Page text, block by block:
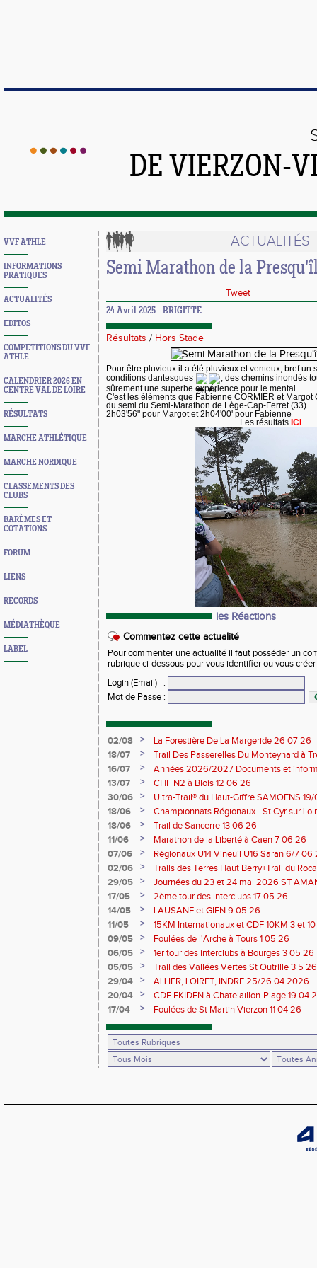
DE VIERZON-
VVF ATHLE
INFORMATIONS
PRATIQUES
ACTUALITÉS
EDITOS
COMPETITIONS DU VVF
ATHLE
CALENDRIER 2026 EN
CENTRE VAL DE LOIRE
RÉSULTATS
MARCHE ATHLÉTIQUE
MARCHE NORDIQUE
CLASSEMENTS DES
CLUBS
BARÈMES ET
COTATIONS
FORUM
LIENS
RECORDS
MÉDIATHÈQUE
LABEL
ACTUALITÉS
Semi Marathon de la
Tweet
24 Avril 2025 - BRIGITTE
Résultats / Hors Stade
Pour être pluvieux il a été pluvieux et venteux, bref un
conditions dantesques
, des chemins inondés
sûrement une superbe expérience pour le mental.
C'est les éléments que Fabienne CORMIER et Margot
du semi du Semi-Marathon de Lège-Cap-Ferret (33).
2h03'56" pour Margot et 2h04'00' pour Fabienne
Les résultats ICI
les Réactions
Commentez cette actualité
Pour commenter une actualité il faut posséder un
rubrique ci-dessous pour vous identifier ou vous
Login (Email)
:
Mot de Passe :
02/08 >
La Forestière De La Margeride 26 07 26
18/07
>
Trail Des Passerelles Du Monteynard à
16/07
>
Années 2026/2027 Documents et
13/07
>
CHF N2 à Blois 12 06 26
30/06
>
Ultra-Trail® du Haut-Giffre SAMOENS
18/06
>
Championnats Régionaux - St Cyr sur
Saran 13/14 06 26
18/06 >
Trail de Sancerre 13 06 26
11/06
>
Marathon de la Liberté à Caen 7 06 26
07/06
>
Régionaux U14 Vineuil U16 Saran 6/7 06
02/06
>
Trails des Terres Haut Berry+Trail du
du Berry 30/31 05 2026
29/05 >
Journées du 23 et 24 mai 2026 ST
17/05
>
2ème tour des interclubs 17 05 26
14/05
>
LAUSANE et GIEN 9 05 26
11/05
>
15KM Internationaux et CDF 10KM 3 et
09/05
>
Foulées de l'Arche à Tours 1 05 26
06/05
>
1er tour des interclubs à Bourges 3 05 26
05/05
>
Trail des Vallées Vertes St Outrille 3 5 26
29/04
>
ALLIER, LOIRET, INDRE 25/26 04 2026
20/04
>
CDF EKIDEN à Chatelaillon-Plage 19 04
17/04
> Foulées de St Martin Vierzon 11 04 26